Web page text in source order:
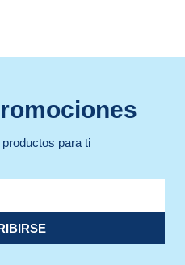
para ti